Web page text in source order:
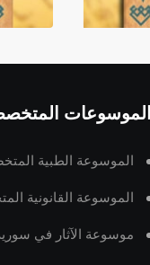
الموسوعات
الموسوعة الطبية
الموسوعة القانونية
موسوعة الآثار في